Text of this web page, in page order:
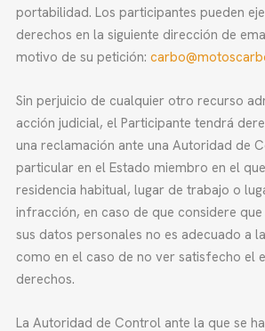
portabilidad. Los participantes pueden
derechos en la siguiente dirección de
motivo de su petición:
Sin perjuicio de cualquier otro recurso
acción judicial, el Participante tendrá
una reclamación ante una Autoridad de
particular en el Estado miembro en el
residencia habitual, lugar de trabajo o
infracción, en caso de que considere
sus datos personales no es adecuado a
como en el caso de no ver satisfecho el
derechos.
La Autoridad de Control ante la que se